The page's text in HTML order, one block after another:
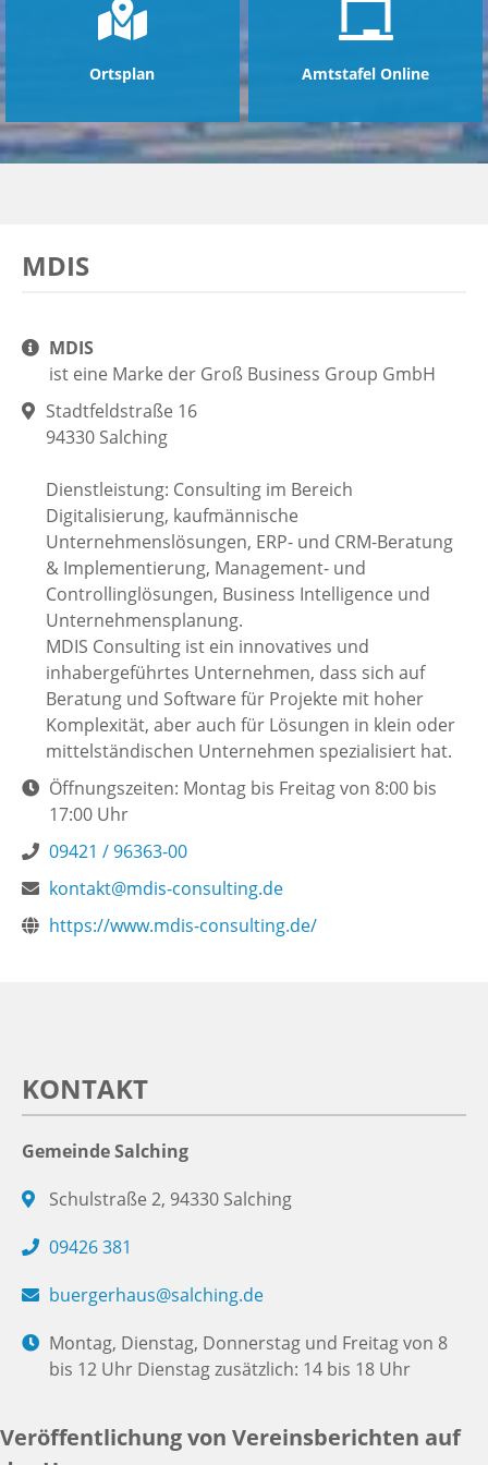
Ortsplan Amtstafel Online
MDIS
MDIS
ist eine Marke der Groß Business Group GmbH
Stadtfeldstraße 16
94330 Salching
Dienstleistung: Consulting im Bereich
Digitalisierung, kaufmännische
Unternehmenslösungen, ERP- und CRM-Beratung
& Implementierung, Management- und
Controllinglösungen, Business Intelligence und
Unternehmensplanung.
MDIS Consulting ist ein innovatives und
inhabergeführtes Unternehmen, dass sich auf
Beratung und Software für Projekte mit hoher
Komplexität, aber auch für Lösungen in klein oder
mittelständischen Unternehmen spezialisiert hat.
Öffnungszeiten: Montag bis Freitag von 8:00 bis
17:00 Uhr
09421 / 96363-00
kontakt@mdis-consulting.de
https://www.mdis-consulting.de/
KONTAKT
Gemeinde Salching
Schulstraße 2, 94330 Salching
09426 381
buergerhaus@salching.de
Montag, Dienstag, Donnerstag und Freitag von 8
bis 12 Uhr Dienstag zusätzlich: 14 bis 18 Uhr
Veröffentlichung von Vereinsberichten auf